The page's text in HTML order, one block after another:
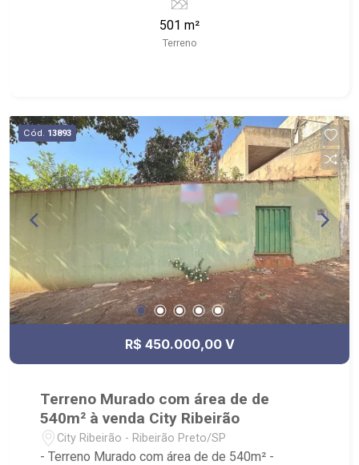
Rotary Club; - meio de quarteirão. Atenção
Corretores, para parceria entrar em contato
diretamente com a nossa recepção. - Sinta-se
criteriosa de documentação; - com foca: Zona Sul,
Zona Leste, Centro e Bonfim Paulista; - para
Venda, Compra e Locação, imobiliária é Ribeirão -
sede na Av. Professor João Fiusa;
501 m²
Terreno
Cód. 13893
R$ 450.000,00 V
Terreno Murado com área de de
540m² à venda City Ribeirão
City Ribeirão - Ribeirão Preto/SP
- Terreno Murado com área de de 540m² -